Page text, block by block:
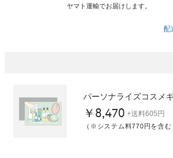
ヤマト運輸でお届けします。
配
パーソナライズコスメ
￥8,470 +送料605円
（※システム料770円を含む